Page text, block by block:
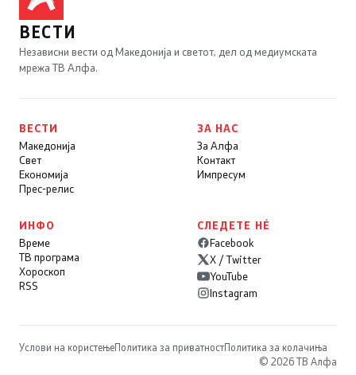
ВЕСТИ
Независни вести од Македонија и светот, дел од медиумската
мрежа ТВ Алфа.
ВЕСТИ
Македонија
Свет
Економија
Прес-релис
ЗА НАС
За Алфа
Контакт
Импресум
ИНФО
Време
ТВ програма
Хороскоп
RSS
СЛЕДЕТЕ НÉ
Facebook
X / Twitter
YouTube
Instagram
Услови на користењеПолитика за приватностПолитика за колачиња
© 2026 ТВ Алфа